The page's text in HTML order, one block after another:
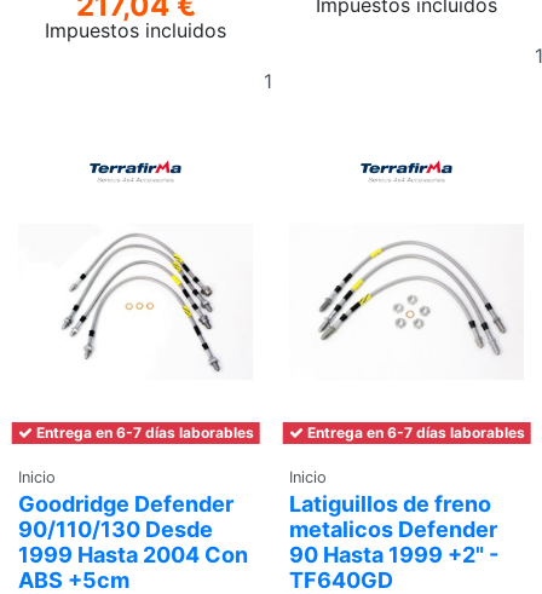
Impuestos incluidos
Impuestos incluidos
Entrega en 6-7 días laborables
Inicio
Goodridge Defender
90/110/130 Desde
1999 Hasta 2004 Con
ABS +5cm
Entrega en 6-7 días laborables
Inicio
Latiguillos de freno
metalicos Defender
90 Hasta 1999 +2" -
TF640GD